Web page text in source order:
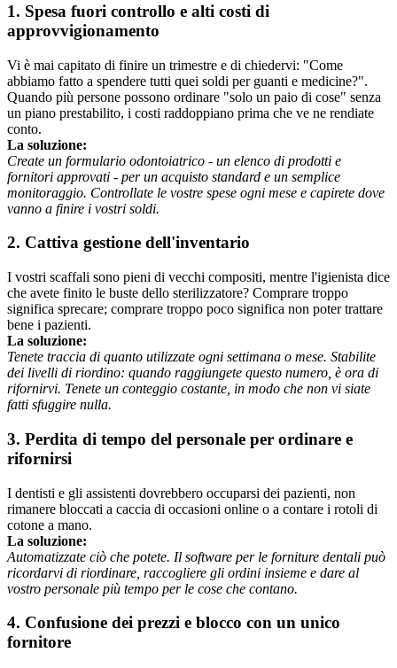
1. Spesa fuori controllo e alti costi di
approvvigionamento
Vi è mai capitato di finire un trimestre e di chiedervi: "Come
abbiamo fatto a spendere tutti quei soldi per guanti e medicine?".
Quando più persone possono ordinare "solo un paio di cose" senza
un piano prestabilito, i costi raddoppiano prima che ve ne rendiate
conto.
La soluzione:
Create un formulario odontoiatrico - un elenco di prodotti e
fornitori approvati - per un acquisto standard e un semplice
monitoraggio. Controllate le vostre spese ogni mese e capirete dove
vanno a finire i vostri soldi.
2. Cattiva gestione dell'inventario
I vostri scaffali sono pieni di vecchi compositi, mentre l'igienista dice
che avete finito le buste dello sterilizzatore? Comprare troppo
significa sprecare; comprare troppo poco significa non poter trattare
bene i pazienti.
La soluzione:
Tenete traccia di quanto utilizzate ogni settimana o mese. Stabilite
dei livelli di riordino: quando raggiungete questo numero, è ora di
rifornirvi. Tenete un conteggio costante, in modo che non vi siate
fatti sfuggire nulla.
3. Perdita di tempo del personale per ordinare e
rifornirsi
I dentisti e gli assistenti dovrebbero occuparsi dei pazienti, non
rimanere bloccati a caccia di occasioni online o a contare i rotoli di
cotone a mano.
La soluzione:
Automatizzate ciò che potete. Il software per le forniture dentali può
ricordarvi di riordinare, raccogliere gli ordini insieme e dare al
vostro personale più tempo per le cose che contano.
4. Confusione dei prezzi e blocco con un unico
fornitore